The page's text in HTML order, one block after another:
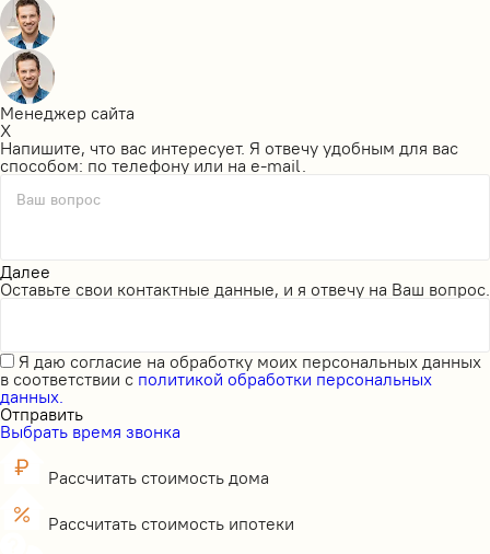
Менеджер сайта
X
Напишите, что вас интересует. Я отвечу удобным для вас
способом: по телефону или на e-mail.
Ваш вопрос
Далее
Оставьте свои контактные данные, и я отвечу на Ваш вопрос.
Я даю согласие на обработку моих персональных данных
в соответствии с политикой обработки персональных
данных.
Отправить
Выбрать время звонка
Рассчитать стоимость дома
Рассчитать стоимость ипотеки